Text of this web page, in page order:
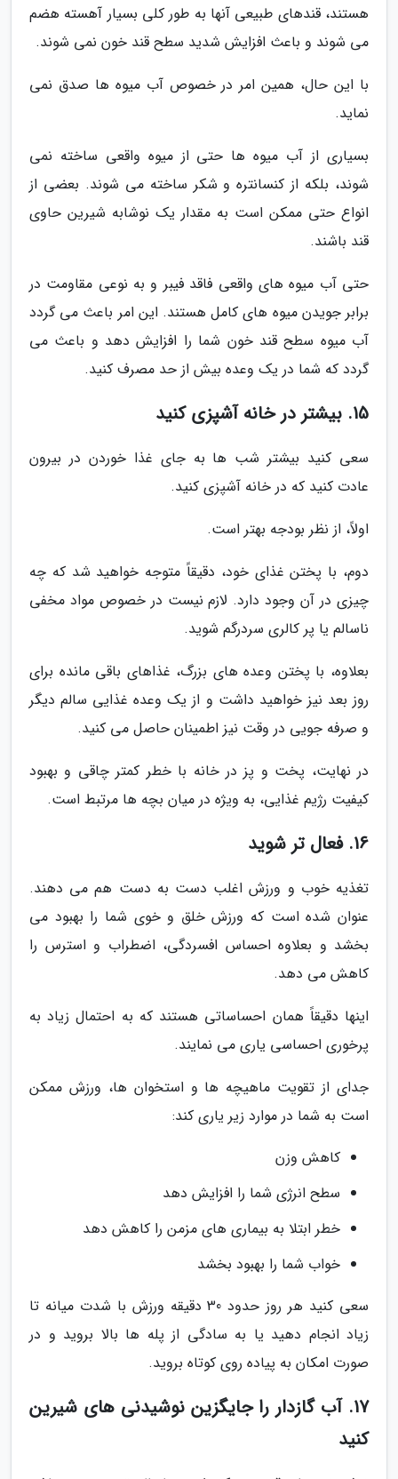
هستند، قندهای طبیعی آنها به طور کلی بسیار آهسته هضم
می شوند و باعث افزایش شدید سطح قند خون نمی شوند.
با این حال، همین امر در خصوص آب میوه ها صدق نمی
نماید.
بسیاری از آب میوه ها حتی از میوه واقعی ساخته نمی
شوند، بلکه از کنسانتره و شکر ساخته می شوند. بعضی از
انواع حتی ممکن است به مقدار یک نوشابه شیرین حاوی
قند باشند.
حتی آب میوه های واقعی فاقد فیبر و به نوعی مقاومت در
برابر جویدن میوه های کامل هستند. این امر باعث می گردد
آب میوه سطح قند خون شما را افزایش دهد و باعث می
گردد که شما در یک وعده بیش از حد مصرف کنید.
15. بیشتر در خانه آشپزی کنید
سعی کنید بیشتر شب ها به جای غذا خوردن در بیرون
عادت کنید که در خانه آشپزی کنید.
اولاً، از نظر بودجه بهتر است.
دوم، با پختن غذای خود، دقیقاً متوجه خواهید شد که چه
چیزی در آن وجود دارد. لازم نیست در خصوص مواد مخفی
ناسالم یا پر کالری سردرگم شوید.
بعلاوه، با پختن وعده های بزرگ، غذاهای باقی مانده برای
روز بعد نیز خواهید داشت و از یک وعده غذایی سالم دیگر
و صرفه جویی در وقت نیز اطمینان حاصل می کنید.
در نهایت، پخت و پز در خانه با خطر کمتر چاقی و بهبود
کیفیت رژیم غذایی، به ویژه در میان بچه ها مرتبط است.
16. فعال تر شوید
تغذیه خوب و ورزش اغلب دست به دست هم می دهند.
عنوان شده است که ورزش خلق و خوی شما را بهبود می
بخشد و بعلاوه احساس افسردگی، اضطراب و استرس را
کاهش می دهد.
اینها دقیقاً همان احساساتی هستند که به احتمال زیاد به
پرخوری احساسی یاری می نمایند.
جدای از تقویت ماهیچه ها و استخوان ها، ورزش ممکن
است به شما در موارد زیر یاری کند:
کاهش وزن
سطح انرژی شما را افزایش دهد
خطر ابتلا به بیماری های مزمن را کاهش دهد
خواب شما را بهبود بخشد
سعی کنید هر روز حدود 30 دقیقه ورزش با شدت میانه تا
زیاد انجام دهید یا به سادگی از پله ها بالا بروید و در
صورت امکان به پیاده روی کوتاه بروید.
17. آب گازدار را جایگزین نوشیدنی های شیرین
کنید